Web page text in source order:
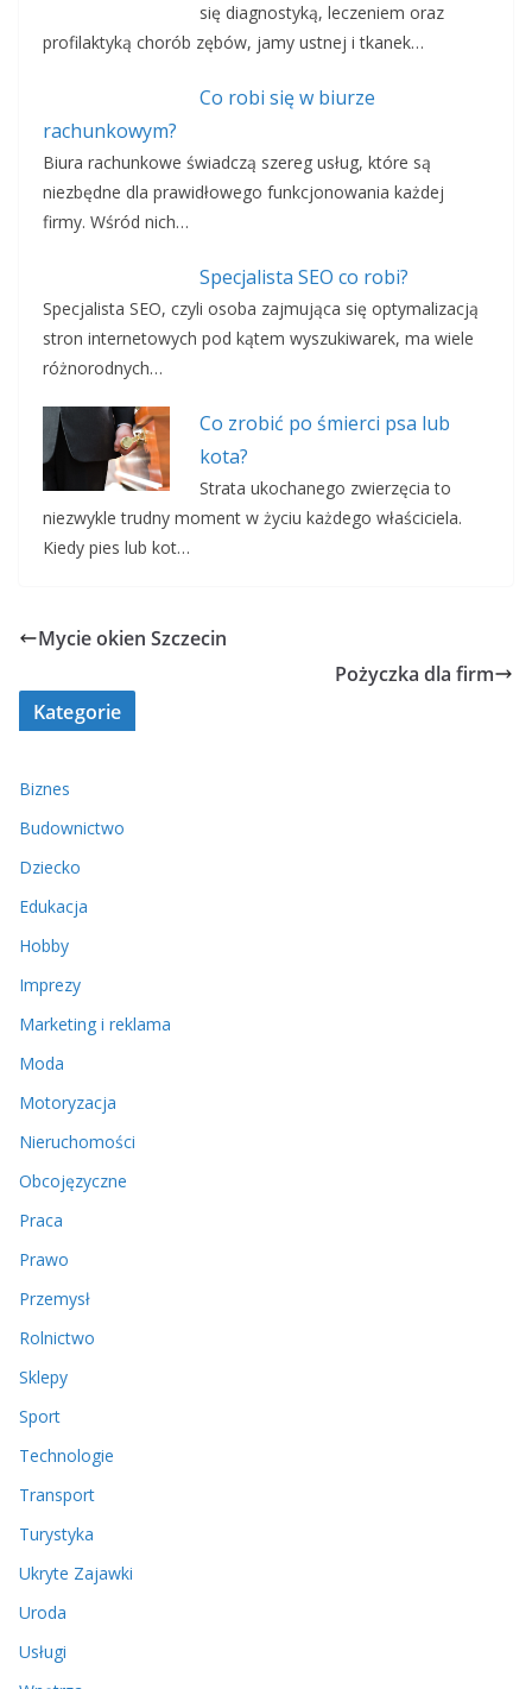
się diagnostyką, leczeniem oraz
profilaktyką chorób zębów, jamy ustnej i tkanek…
Co robi się w biurze
rachunkowym?
Biura rachunkowe świadczą szereg usług, które są
niezbędne dla prawidłowego funkcjonowania każdej
firmy. Wśród nich…
Specjalista SEO co robi?
Specjalista SEO, czyli osoba zajmująca się optymalizacją
stron internetowych pod kątem wyszukiwarek, ma wiele
różnorodnych…
Co zrobić po śmierci psa lub
kota?
Strata ukochanego zwierzęcia to
niezwykle trudny moment w życiu każdego właściciela.
Kiedy pies lub kot…
Mycie okien Szczecin
Pożyczka dla firm
Kategorie
Biznes
Budownictwo
Dziecko
Edukacja
Hobby
Imprezy
Marketing i reklama
Moda
Motoryzacja
Nieruchomości
Obcojęzyczne
Praca
Prawo
Przemysł
Rolnictwo
Sklepy
Sport
Technologie
Transport
Turystyka
Ukryte Zajawki
Uroda
Usługi